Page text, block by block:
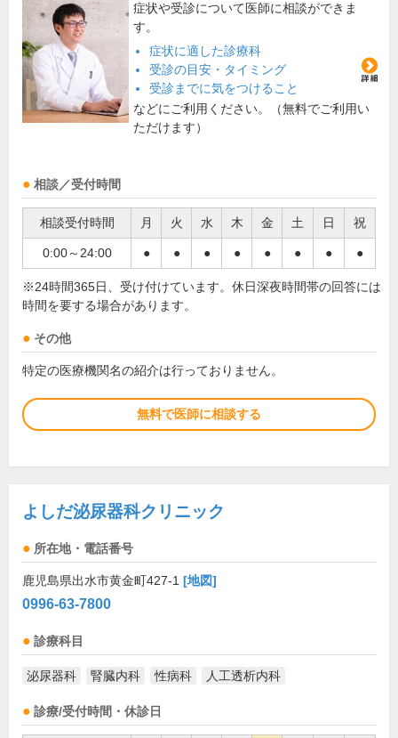
症状や受診について医師に相談ができま
す。
症状に適した診療科
受診の目安・タイミング
受診までに気をつけること
などにご利用ください。（無料でご利用い
ただけます）
相談／受付時間
相談受付時間 月 火 水 木 金 土 日 祝
0:00～24:00 ● ● ● ● ● ● ● ●
※24時間365日、受け付けています。休日深夜時間帯の回答には
時間を要する場合があります。
その他
特定の医療機関名の紹介は行っておりません。
無料で医師に相談する
よしだ泌尿器科クリニック
所在地・電話番号
鹿児島県出水市黄金町427-1 [地図]
0996-63-7800
診療科目
泌尿器科 腎臓内科 性病科 人工透析内科
診療/受付時間・休診日